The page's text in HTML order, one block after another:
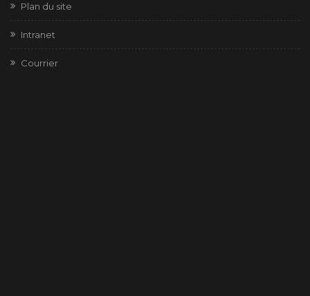
Plan du site
Intranet
Courrier